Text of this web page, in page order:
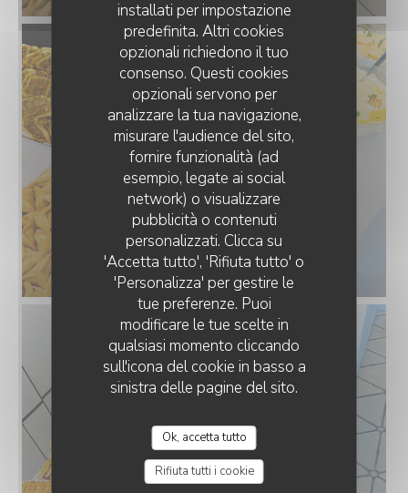
installati per impostazione
predefinita. Altri cookies
opzionali richiedono il tuo
consenso. Questi cookies
opzionali servono per
analizzare la tua navigazione,
misurare l'audience del sito,
fornire funzionalità (ad
esempio, legate ai social
network) o visualizzare
pubblicità o contenuti
personalizzati. Clicca su
'Accetta tutto', 'Rifiuta tutto' o
'Personalizza' per gestire le
tue preferenze. Puoi
modificare le tue scelte in
qualsiasi momento cliccando
sull'icona del cookie in basso a
sinistra delle pagine del sito.
Ok, accetta tutto
Rifiuta tutti i cookie